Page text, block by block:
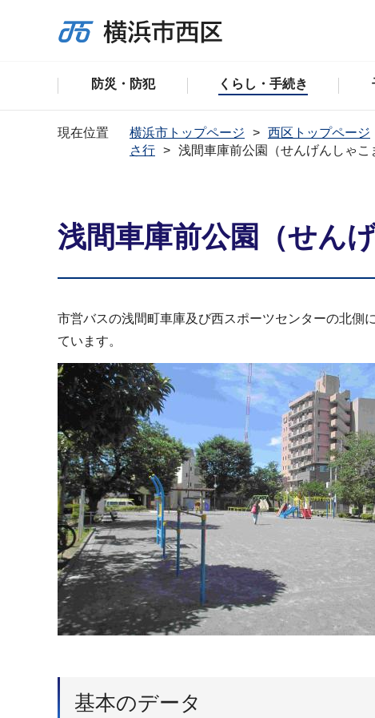
防災・防犯 くらし・手続き
現在位置 横浜市トップページ 西区トップページ
さ行
浅間車庫前公園（せんげんしゃこ
浅間車庫前公園（せん
市営バスの浅間町車庫及び西スポーツセンターの北側
ています。
基本のデータ